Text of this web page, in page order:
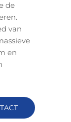
de
van
en